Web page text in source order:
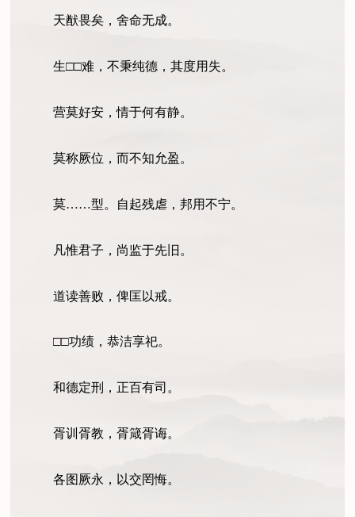
天猷畏矣，舍命无成。
生□□难，不秉纯德，其度用失。
营莫好安，情于何有静。
莫称厥位，而不知允盈。
莫……型。自起残虐，邦用不宁。
凡惟君子，尚监于先旧。
道读善败，俾匡以戒。
□□功绩，恭洁享祀。
和德定刑，正百有司。
胥训胥教，胥箴胥诲。
各图厥永，以交罔悔。